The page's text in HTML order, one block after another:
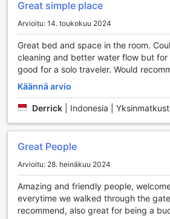
hierontoja, jotka auttavat
ja tuomaan mielenrauhaa. Kauniisti
keskellä. Yhteinen oleskelutila ja TV-
mahdollisuuden rentoutua muiden
kokemuksia ja luoda uusia
rentouttavalle lomalle Balilla.
Urheilu- ja vapaa-ajan
Homestay'ssa
Made Roejas Homestay tarjoaa
mahdollisuuden nauttia monista
saaren kauniissa ympäristössä.
suosituimmista aktiviteeteista, ja
opastetuille kalastusretkille, joissa
pyydystää paikallisia kaloja ja nauttia
Great simple place
Arvioitu: 14. toukokuu 2024
Great bed and space in the room.
cleaning and better water flow but for
good for a solo traveler. Would
Käännä arvio
Derrick Indonesia |
Great People
Arvioitu: 28. heinäkuu 2024
Amazing and friendly people,
everytime we walked through the
recommend, also great for being a